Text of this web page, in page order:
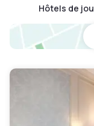
Hôtels de